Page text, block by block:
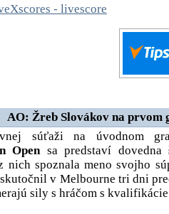
- livescore
AO: Žreb Slovákov na prvom
súťaži na úvodnom
Opensa predstaví dovedna
nich spoznala meno svojho
v Melbourne tri dni
sily s hráčom s